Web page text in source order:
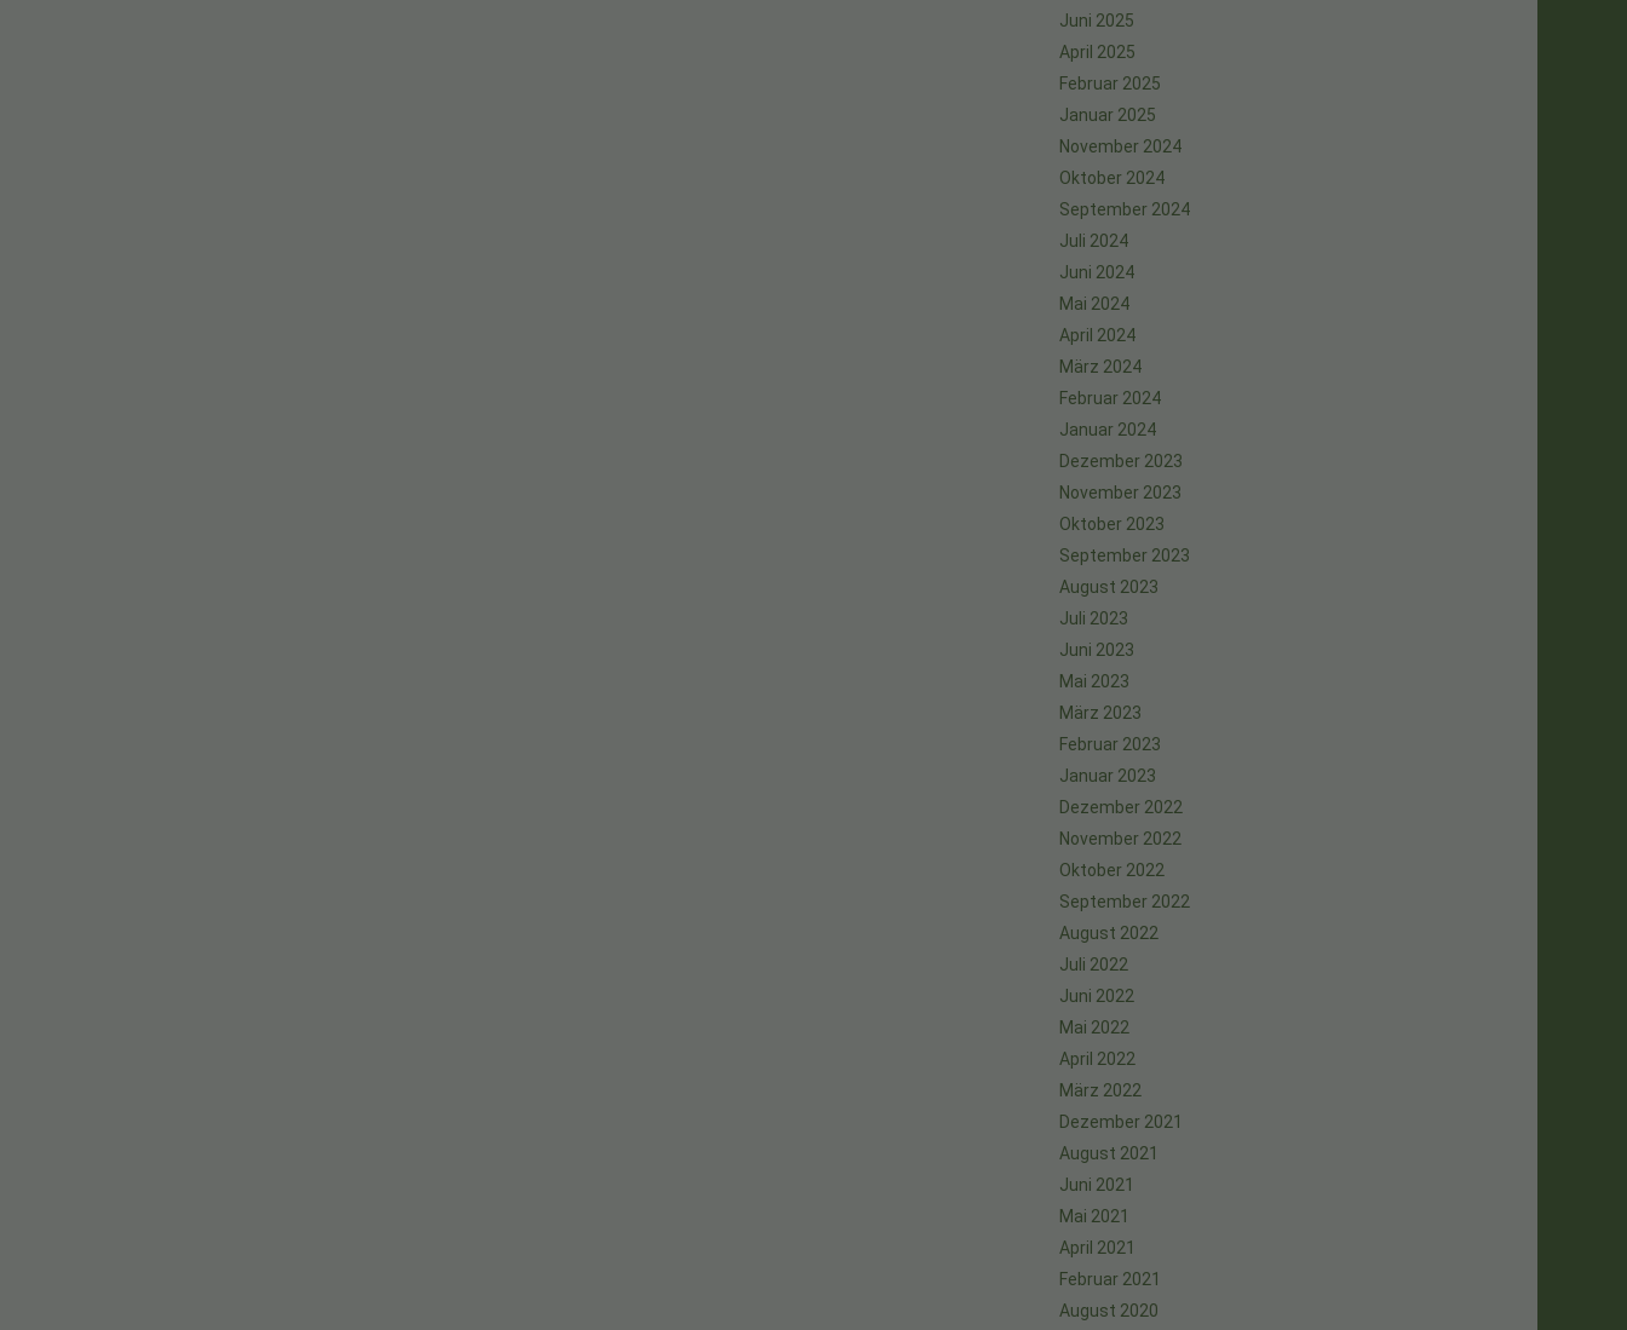
Juni 2025
April 2025
Februar 2025
Januar 2025
November 2024
Oktober 2024
September 2024
Juli 2024
Juni 2024
Mai 2024
April 2024
März 2024
Februar 2024
Januar 2024
Dezember 2023
November 2023
Oktober 2023
September 2023
August 2023
Juli 2023
Juni 2023
Mai 2023
März 2023
Februar 2023
Januar 2023
Dezember 2022
November 2022
Oktober 2022
September 2022
August 2022
Juli 2022
Juni 2022
Mai 2022
April 2022
März 2022
Dezember 2021
August 2021
Juni 2021
Mai 2021
April 2021
Februar 2021
August 2020